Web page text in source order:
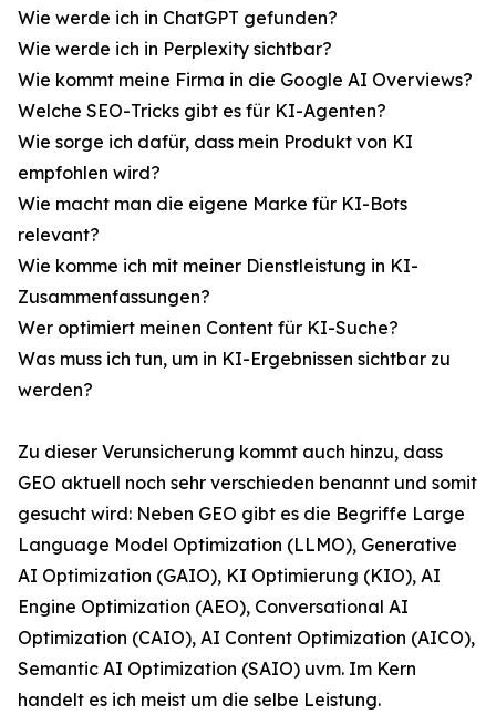
Wie werde ich in ChatGPT gefunden?
Wie werde ich in Perplexity sichtbar?
Wie kommt meine Firma in die Google AI Overviews?
Welche SEO-Tricks gibt es für KI-Agenten?
Wie sorge ich dafür, dass mein Produkt von KI
empfohlen wird?
Wie macht man die eigene Marke für KI-Bots
relevant?
Wie komme ich mit meiner Dienstleistung in KI-
Zusammenfassungen?
Wer optimiert meinen Content für KI-Suche?
Was muss ich tun, um in KI-Ergebnissen sichtbar zu
werden?
Zu dieser Verunsicherung kommt auch hinzu, dass
GEO aktuell noch sehr verschieden benannt und somit
gesucht wird: Neben GEO gibt es die Begriffe Large
Language Model Optimization (LLMO), Generative
AI Optimization (GAIO), KI Optimierung (KIO), AI
Engine Optimization (AEO), Conversational AI
Optimization (CAIO), AI Content Optimization (AICO),
Semantic AI Optimization (SAIO) uvm. Im Kern
handelt es ich meist um die selbe Leistung.